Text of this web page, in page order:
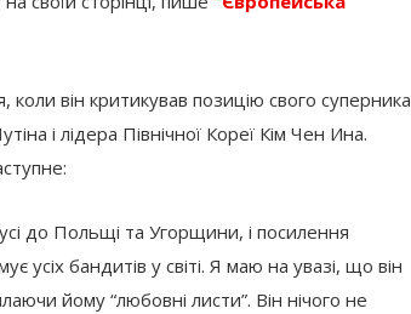
він критикував позицію свого суперника
і лідера Північної Кореї Кім Чен Ина.
до Польщі та Угорщини, і посилення
усіх бандитів у світі. Я маю на увазі, що він
йому “любовні листи”. Він нічого не